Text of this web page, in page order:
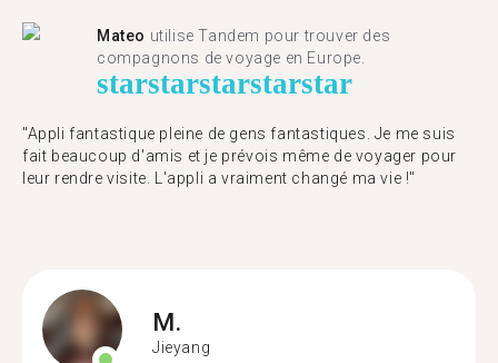
Mateo utilise Tandem pour trouver des
compagnons de voyage en Europe.
starstarstarstarstar
"Appli fantastique pleine de gens fantastiques. Je me suis
fait beaucoup d'amis et je prévois même de voyager pour
leur rendre visite. L'appli a vraiment changé ma vie !"
M.
Jieyang